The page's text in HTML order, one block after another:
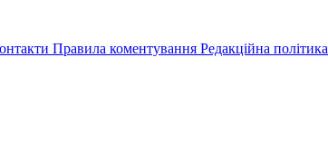
Правила коментування Редакційна політика